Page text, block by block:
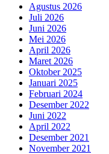
Agustus 2026
Juli 2026
Juni 2026
Mei 2026
April 2026
Maret 2026
Oktober 2025
Januari 2025
Februari 2024
Desember 2022
Juni 2022
April 2022
Desember 2021
November 2021